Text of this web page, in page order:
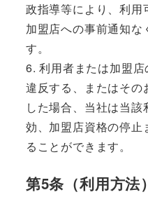
政指導等により、利
加盟店への事前通知な
す。
6. 利用者または加盟
違反する、またはそ
した場合、当社は当
効、加盟店資格の停止
ることができます。
第5条（利用方法）